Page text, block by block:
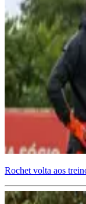
Rochet volta aos